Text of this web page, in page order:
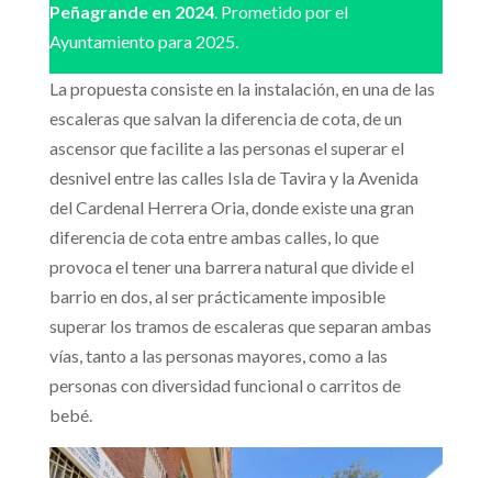
Peñagrande en 2024. Prometido por el
Ayuntamiento para 2025.
La propuesta consiste en la instalación, en una de las
escaleras que salvan la diferencia de cota, de un
ascensor que facilite a las personas el superar el
desnivel entre las calles Isla de Tavira y la Avenida
del Cardenal Herrera Oria, donde existe una gran
diferencia de cota entre ambas calles, lo que
provoca el tener una barrera natural que divide el
barrio en dos, al ser prácticamente imposible
superar los tramos de escaleras que separan ambas
vías, tanto a las personas mayores, como a las
personas con diversidad funcional o carritos de
bebé.